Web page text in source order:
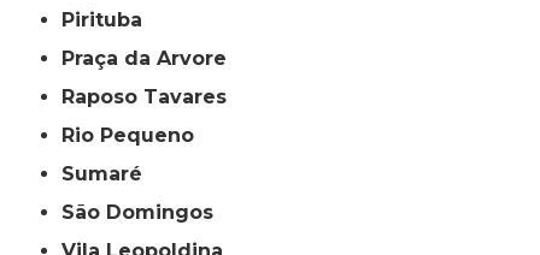
Pirituba
Praça da Arvore
Raposo Tavares
Rio Pequeno
Sumaré
São Domingos